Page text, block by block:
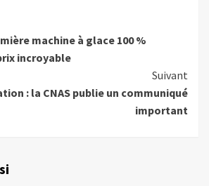
machine à glace 100 %
incroyable
Suivant
: la CNAS publie un communiqué
important